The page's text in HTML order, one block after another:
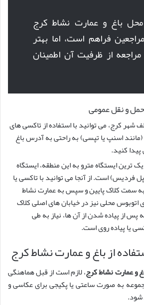
باغ و عمارت نشاط کرج
فراهم است، اما بهتر
از ظرفیت آن اطمینان
و نقل عمومی
شهر کرج، می توانید با استفاده از تاکسی های
اسنپ یا تپسی) به راحتی به آدرس باغ
کنید.
ترین ایستگاه مترو به این منطقه، ایستگاه
فردیس) است. از آنجا می توانید با تاکسی یا
سمت کلاک پایین و سپس به عمارت نشاط
اتوبوس محلی نیز در خیابان های اصلی کلاک
پس از پیاده شدن از آن ها، نیاز به طی
یا پیاده روی است.
از باغ و عمارت نشاط کرج
و عمارت نشاط کرج، لازم است از قبل هماهنگی
به صورت ساعتی یا پکیجی برای عکاسی و
شود.